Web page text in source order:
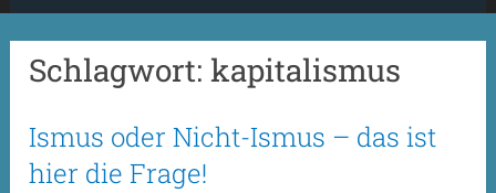
Schlagwort:kapitalismus
Ismus oder Nicht-Ismus – das ist
hier die Frage!